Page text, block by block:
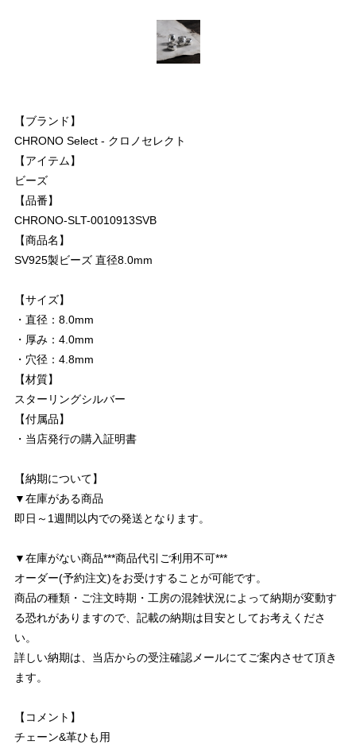
【ブランド】
CHRONO Select - クロノセレクト
【アイテム】
ビーズ
【品番】
CHRONO-SLT-0010913SVB
【商品名】
SV925製ビーズ 直径8.0mm
【サイズ】
・直径：8.0mm
・厚み：4.0mm
・穴径：4.8mm
【材質】
スターリングシルバー
【付属品】
・当店発行の購入証明書
【納期について】
▼在庫がある商品
即日～1週間以内での発送となります。
▼在庫がない商品***商品代引ご利用不可***
オーダー(予約注文)をお受けすることが可能です。
商品の種類・ご注文時期・工房の混雑状況によって納期が変動す
る恐れがありますので、記載の納期は目安としてお考えくださ
い。
詳しい納期は、当店からの受注確認メールにてご案内させて頂き
ます。
【コメント】
チェーン&革ひも用